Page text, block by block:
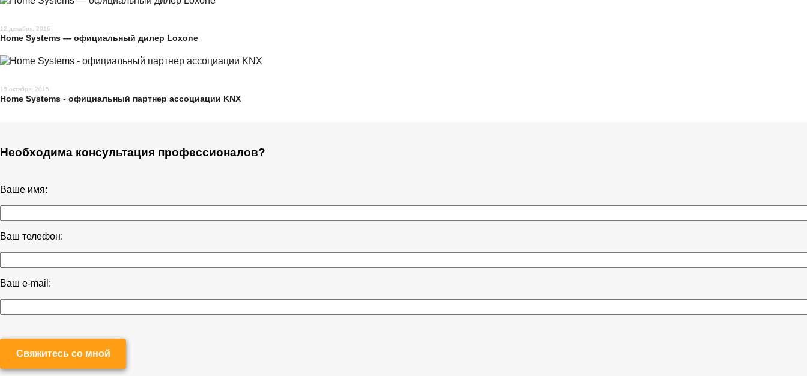
12 декабря, 2016
Home Systems — официальный дилер Loxone
15 октября, 2015
Home Systems - официальный партнер ассоциации KNX
Необходима консультация профессионалов?
Ваше имя:
Ваш телефон:
Ваш e-mail:
Свяжитесь со мной